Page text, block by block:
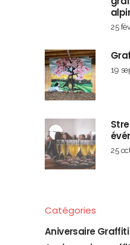
25
19
25
Catégories
Aniversaire Graffiti